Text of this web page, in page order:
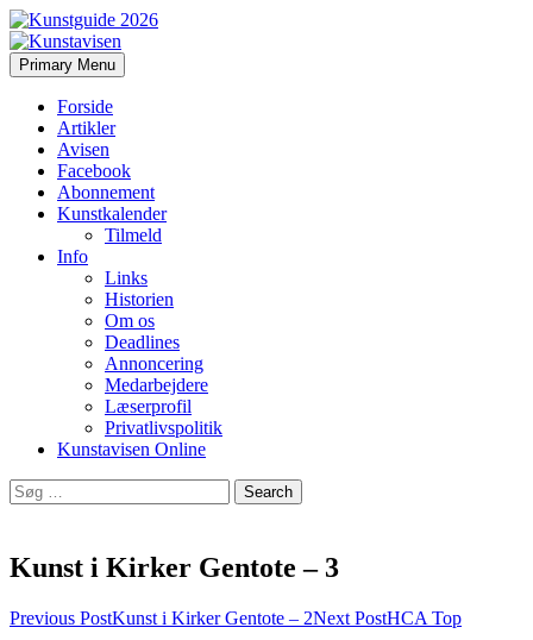
Kunstavisen
Search
Primary Menu Skip
to
Forside
Artikler
Avisen
Facebook
Abonnement
Kunstkalender
Tilmeld
Info
Links
Historien
Om os
Deadlines
Annoncering
Medarbejdere
Læserprofil
Privatlivspolitik
Kunstavisen Online
Search
for:
Kunst i Kirker Gentote – 3
Post
Previous PostKunst i Kirker Gentote – 2Next PostHCA Top